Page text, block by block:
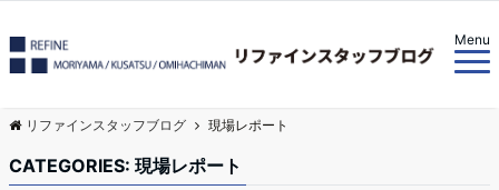
Menu
リファインスタッフブログ 現場レポート
CATEGORIES: 現場レポート